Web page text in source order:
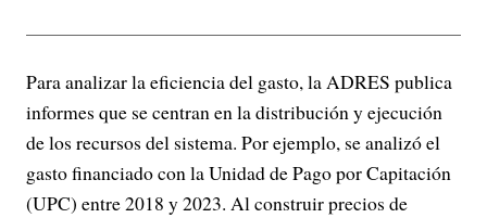
Para analizar la eficiencia del gasto, la ADRES publica
informes que se centran en la distribución y ejecución
de los recursos del sistema. Por ejemplo, se analizó el
gasto financiado con la Unidad de Pago por Capitación
(UPC) entre 2018 y 2023. Al construir precios de